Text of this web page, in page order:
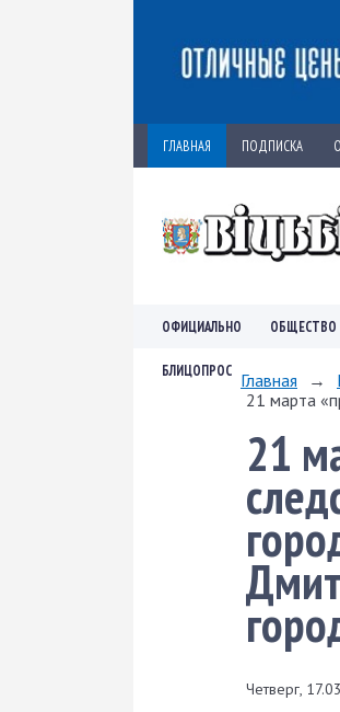
ГЛАВНАЯ ПОДПИСКА
ОФИЦИАЛЬНО ОБЩЕСТВО
БЛИЦОПРОС Главная →
21 марта
21
Четверг,